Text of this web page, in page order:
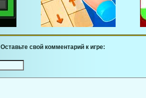
Оставьте свой комментарий к игре: